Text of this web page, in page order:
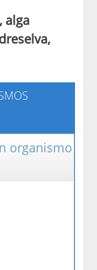
alga
organismo